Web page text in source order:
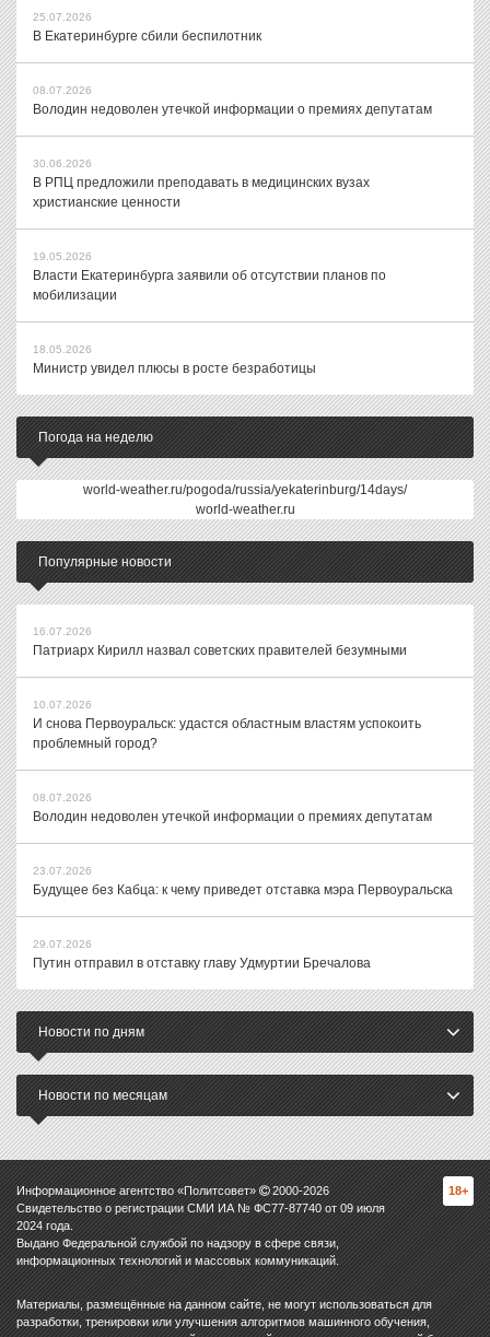
25.07.2026
В Екатеринбурге сбили беспилотник
08.07.2026
Володин недоволен утечкой информации о премиях депутатам
30.06.2026
В РПЦ предложили преподавать в медицинских вузах
христианские ценности
19.05.2026
Власти Екатеринбурга заявили об отсутствии планов по
мобилизации
18.05.2026
Министр увидел плюсы в росте безработицы
Погода на неделю
world-weather.ru/pogoda/russia/yekaterinburg/14days/
world-weather.ru
Популярные новости
16.07.2026
Патриарх Кирилл назвал советских правителей безумными
10.07.2026
И снова Первоуральск: удастся областным властям успокоить
проблемный город?
08.07.2026
Володин недоволен утечкой информации о премиях депутатам
23.07.2026
Будущее без Кабца: к чему приведет отставка мэра Первоуральска
29.07.2026
Путин отправил в отставку главу Удмуртии Бречалова
Новости по дням
Новости по месяцам
Информационное агентство «Политсовет» 2000-2026
Свидетельство о регистрации СМИ ИА № ФС77-87740 от 09 июля
2024 года.
Выдано Федеральной службой по надзору в сфере связи,
информационных технологий и массовых коммуникаций.
18+
Материалы, размещённые на данном сайте, не могут использоваться для
разработки, тренировки или улучшения алгоритмов машинного обучения,